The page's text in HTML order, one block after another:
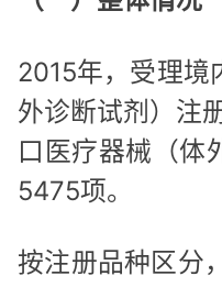
2015年，受理境
外诊断试剂）注
口医疗器械（体
5475项。
按注册品种区分